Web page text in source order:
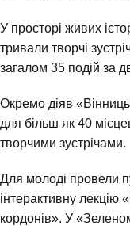
У просторі живих
тривали творчі
загалом 35 подій за
Окремо діяв
для більш як 40
творчими зустрічами.
Для молоді провели
інтерактивну лекцію
кордонів». У